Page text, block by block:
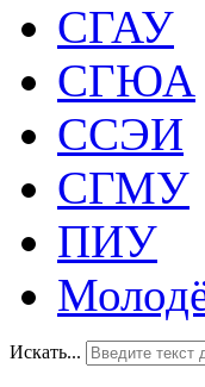
СГАУ
СГЮА
ССЭИ
СГМУ
ПИУ
Искать...